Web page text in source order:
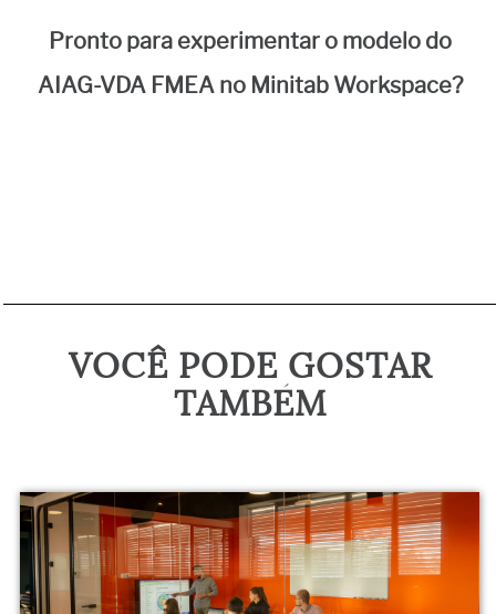
Pronto para experimentar o modelo do
AIAG-VDA FMEA no Minitab Workspace?
VOCÊ PODE GOSTAR
TAMBÉM